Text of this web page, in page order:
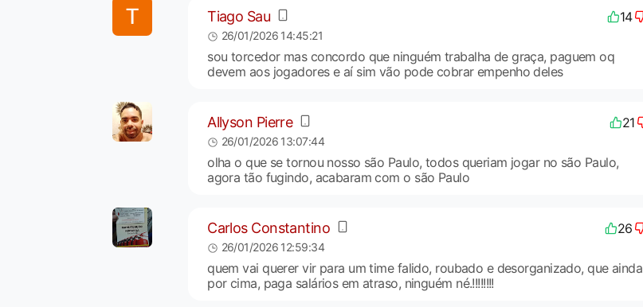
Tiago Sau 14
26/01/2026 14:45:21
sou torcedor mas concordo que ninguém trabalha de graça, paguem oq
devem aos jogadores e aí sim vão pode cobrar empenho deles
Allyson Pierre 21
26/01/2026 13:07:44
olha o que se tornou nosso são Paulo, todos queriam jogar no são Paulo,
agora tão fugindo, acabaram com o são Paulo
Carlos Constantino 26
26/01/2026 12:59:34
quem vai querer vir para um time falido, roubado e desorganizado, que ainda
por cima, paga salários em atraso, ninguém né.!!!!!!!!